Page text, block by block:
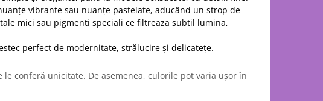
vibrante sau nuanțe pastelate, aducând un strop de
mici sau pigmenti speciali ce filtreaza subtil lumina,
perfect de modernitate, strălucire și delicatețe.
conferă unicitate. De asemenea, culorile pot varia ușor în